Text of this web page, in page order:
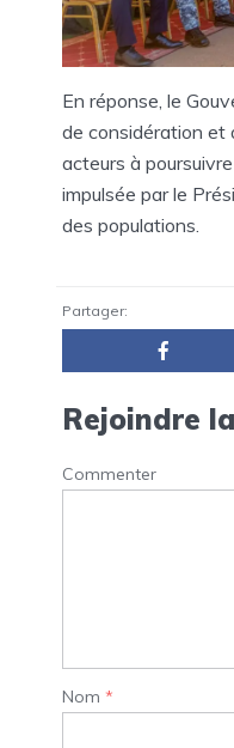
En réponse, le
de considération et
acteurs à
impulsée par le
des populations.
Partager:
Rejoindre
Commenter
Nom *